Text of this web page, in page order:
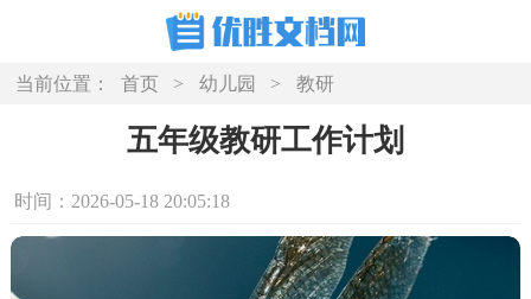
当前位置： 首页 > 幼儿园 > 教研
五年级教研工作计划
时间：2026-05-18 20:05:18